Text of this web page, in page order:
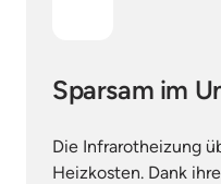
Sparsam im
Die Infrarotheizung
Heizkosten. Dank